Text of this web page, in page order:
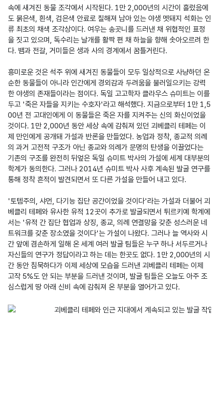
속에 새겨진 동물 조각에서 시작된다. 1만 2,000년의 시간이 흘렀음에
도 붉은색, 흰색, 검은색 안료로 칠해져 남아 있는 야생 멧돼지 석화는 인
류 최초의 채색 조각상이다. 여우는 송곳니를 드러낸 채 위협적인 표정
을 짓고 있으며, 독수리는 날개를 활짝 편 채 하늘을 향해 솟아오르려 한
다. 뱀과 전갈, 거미들은 생과 사의 경계에서 꿈틀거린다.
흥미로운 것은 석주 위에 새겨진 동물들이 모두 일상적으로 사냥하던 온
순한 동물들이 아니라 인간에게 경외감과 두려움을 불러일으키는 강력
한 야생의 존재들이라는 점이다. 독일 고고학자 클라우스 슈미트는 이를
두고 '죽은 자들을 지키는 수호자'라고 해석했다. 지금으로부터 1만 1,5
00년 전 고대인에게 이 동물들은 죽은 자를 지켜주는 신의 화신이었을
것이다. 1만 2,000년 동안 세상 속에 감춰져 있던 괴베클리 테페는 이
제 만인에게 공개돼 가설과 반론을 만들었다. 농업과 정착, 종교적 의례
의 과거 고전적 구조가 아닌 종교와 의례가 문명의 탄생을 이끌었다는
기존의 구조를 완전히 뒤엎은 독일 슈미트 박사의 가설에 세계 대부분의
학계가 동의한다. 그러나 2014년 슈미트 박사 사후 계속된 발굴 연구를
통해 정착 흔적이 발견되면서 또 다른 가설을 만들어 내고 있다.
'토템주의, 샤먼, 다기능 집단 공간이었을 것이다'라는 가설과 더불어 괴
베클리 테페와 유사한 유적 12곳이 추가로 발굴되면서 튀르키예 학계에
서는 '유적 간 집단 협업과 상징, 종교, 의례 연결망을 갖춘 성스러운 네
트워크를 갖춘 장소였을 것이다'는 가설이 나왔다. 그러나 늘 역사와 시
간 앞에 겸손하게 일해 온 세계 여러 발굴 팀들은 누구 하나 서두르거나
자신들의 연구가 정답이라고 하는 데는 한곳도 없다. 1만 2,000년의 시
간 동안 침묵하다가 이제 세상에 모습을 드러낸 괴베클리 테페는 이제
고작 5%도 안 되는 부분을 드러낸 것이며, 발굴 팀들은 오늘도 아주 조